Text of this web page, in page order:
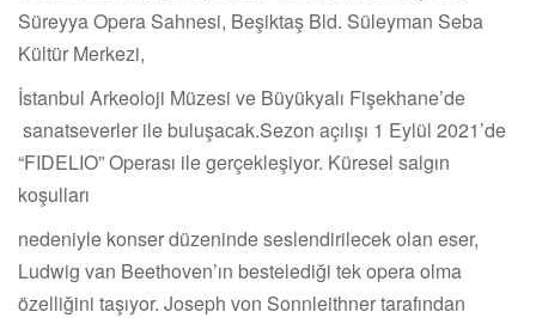
Süreyya Opera Sahnesi, Beşiktaş Bld. Süleyman Seba
Kültür Merkezi,
İstanbul Arkeoloji Müzesi ve Büyükyalı Fişekhane’de
sanatseverler ile buluşacak.Sezon açılışı 1 Eylül 2021’de
“FIDELIO” Operası ile gerçekleşiyor. Küresel salgın
koşulları
nedeniyle konser düzeninde seslendirilecek olan eser,
Ludwig van Beethoven’ın bestelediği tek opera olma
özelliğini taşıyor. Joseph von Sonnleithner tarafından